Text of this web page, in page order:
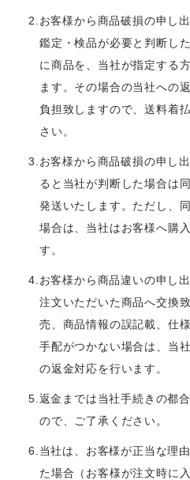
2.お客様から商品破損の申し
鑑定・検品が必要と判断し
に商品を、当社が指定する
ます。その場合の当社への
負担致しますので、送料着
さい。
3.お客様から商品破損の申し
ると当社が判断した場合は
発送いたします。ただし、
場合は、当社はお客様へ購
す。
4.お客様から商品違いの申し
注文いただいた商品へ交換
売、商品情報の誤記載、仕
手配がつかない場合は、当
の返金対応を行います。
5.返金までは当社手続きの都
ので、ご了承ください。
6.当社は、お客様が正当な理
た場合（お客様が注文時に